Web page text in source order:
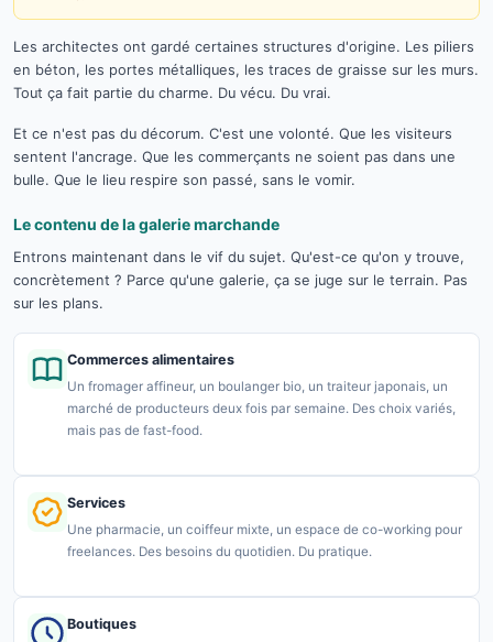
Les architectes ont gardé certaines structures d'origine. Les piliers
en béton, les portes métalliques, les traces de graisse sur les murs.
Tout ça fait partie du charme. Du vécu. Du vrai.
Et ce n'est pas du décorum. C'est une volonté. Que les visiteurs
sentent l'ancrage. Que les commerçants ne soient pas dans une
bulle. Que le lieu respire son passé, sans le vomir.
Le contenu de la galerie marchande
Entrons maintenant dans le vif du sujet. Qu'est-ce qu'on y trouve,
concrètement ? Parce qu'une galerie, ça se juge sur le terrain. Pas
sur les plans.
Commerces alimentaires
Un fromager affineur, un boulanger bio, un traiteur japonais, un
marché de producteurs deux fois par semaine. Des choix variés,
mais pas de fast-food.
Services
Une pharmacie, un coiffeur mixte, un espace de co-working pour
freelances. Des besoins du quotidien. Du pratique.
Boutiques